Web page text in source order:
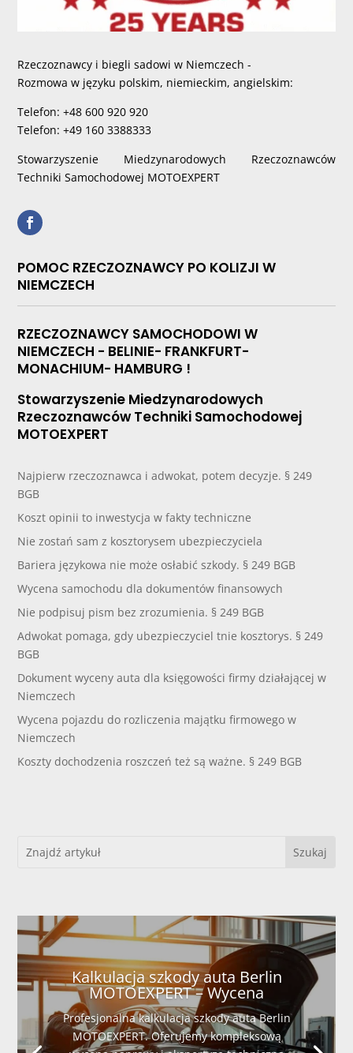
Rzeczoznawcy i biegli sadowi w Niemczech -
Rozmowa w języku polskim, niemieckim, angielskim:
Telefon: +48 600 920 920
Telefon: +49 160 3388333
Stowarzyszenie Miedzynarodowych Rzeczoznawców
Techniki Samochodowej MOTOEXPERT
POMOC RZECZOZNAWCY PO KOLIZJI W
NIEMCZECH
RZECZOZNAWCY SAMOCHODOWI W
NIEMCZECH - BELINIE- FRANKFURT-
MONACHIUM- HAMBURG !
Stowarzyszenie Miedzynarodowych
Rzeczoznawców Techniki Samochodowej
MOTOEXPERT
Najpierw rzeczoznawca i adwokat, potem decyzje. § 249
BGB
Koszt opinii to inwestycja w fakty techniczne
Nie zostań sam z kosztorysem ubezpieczyciela
Bariera językowa nie może osłabić szkody. § 249 BGB
Wycena samochodu dla dokumentów finansowych
Nie podpisuj pism bez zrozumienia. § 249 BGB
Adwokat pomaga, gdy ubezpieczyciel tnie kosztorys. § 249
BGB
Dokument wyceny auta dla księgowości firmy działającej w
Niemczech
Wycena pojazdu do rozliczenia majątku firmowego w
Niemczech
Koszty dochodzenia roszczeń też są ważne. § 249 BGB
Kalkulacja szkody auta Berlin
MOTOEXPERT – Wycena
Profesjonalna kalkulacja szkody auta Berlin
MOTOEXPERT. Oferujemy kompleksową